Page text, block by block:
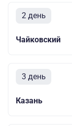
2 день
Чайковский
3 день
Казань